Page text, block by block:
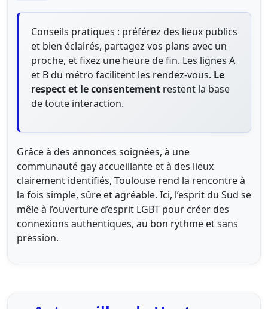
Conseils pratiques : préférez des lieux publics
et bien éclairés, partagez vos plans avec un
proche, et fixez une heure de fin. Les lignes A
et B du métro facilitent les rendez-vous. Le
respect et le consentement restent la base
de toute interaction.
Grâce à des annonces soignées, à une
communauté gay accueillante et à des lieux
clairement identifiés, Toulouse rend la rencontre à
la fois simple, sûre et agréable. Ici, l’esprit du Sud se
mêle à l’ouverture d’esprit LGBT pour créer des
connexions authentiques, au bon rythme et sans
pression.